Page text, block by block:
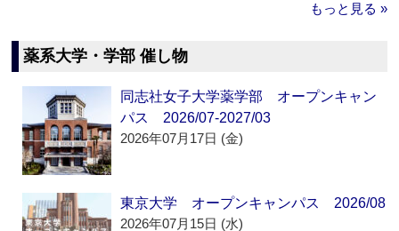
もっと見る »
薬系大学・学部 催し物
同志社女子大学薬学部 オープンキャン
パス 2026/07-2027/03
2026年07月17日 (金)
東京大学 オープンキャンパス 2026/08
2026年07月15日 (水)